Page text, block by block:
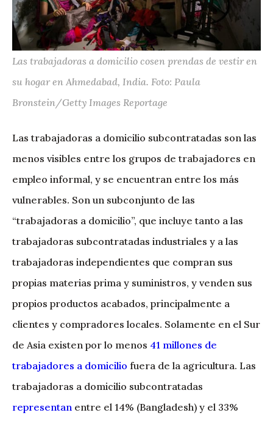
Las trabajadoras a domicilio cosen prendas de vestir en
su hogar en Ahmedabad, India. Foto: Paula
Bronstein/Getty Images Reportage
Las trabajadoras a domicilio subcontratadas son las
menos visibles entre los grupos de trabajadores en
empleo informal, y se encuentran entre los más
vulnerables. Son un subconjunto de las
“trabajadoras a domicilio”, que incluye tanto a las
trabajadoras subcontratadas industriales y a las
trabajadoras independientes que compran sus
propias materias prima y suministros, y venden sus
propios productos acabados, principalmente a
clientes y compradores locales. Solamente en el Sur
de Asia existen por lo menos 41 millones de
trabajadores a domicilio fuera de la agricultura. Las
trabajadoras a domicilio subcontratadas
representan entre el 14% (Bangladesh) y el 33%